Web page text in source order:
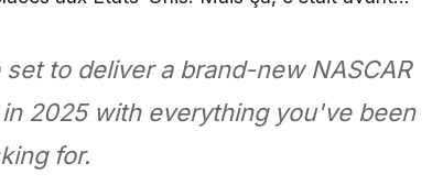
to deliver a brand-new NASCAR
2025 with everything you've been
for.